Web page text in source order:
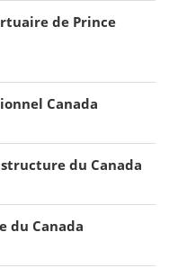
de Prince
Canada
du Canada
du Canada